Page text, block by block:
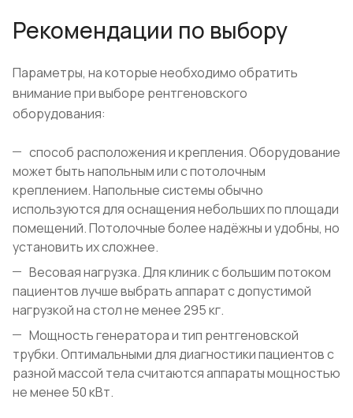
Рекомендации по выбору
Параметры, на которые необходимо обратить
внимание при выборе рентгеновского
оборудования:
способ расположения и крепления. Оборудование
может быть напольным или с потолочным
креплением. Напольные системы обычно
используются для оснащения небольших по площади
помещений. Потолочные более надёжны и удобны, но
установить их сложнее.
Весовая нагрузка. Для клиник с большим потоком
пациентов лучше выбрать аппарат с допустимой
нагрузкой на стол не менее 295 кг.
Мощность генератора и тип рентгеновской
трубки. Оптимальными для диагностики пациентов с
разной массой тела считаются аппараты мощностью
не менее 50 кВт.